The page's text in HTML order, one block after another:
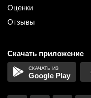
Оценки
Отзывы
Скачать приложение
Google Play